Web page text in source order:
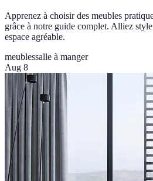
Apprenez à choisir des meubles
grâce à notre guide complet. Alliez
espace agréable.
meublessalle à manger
Aug 8